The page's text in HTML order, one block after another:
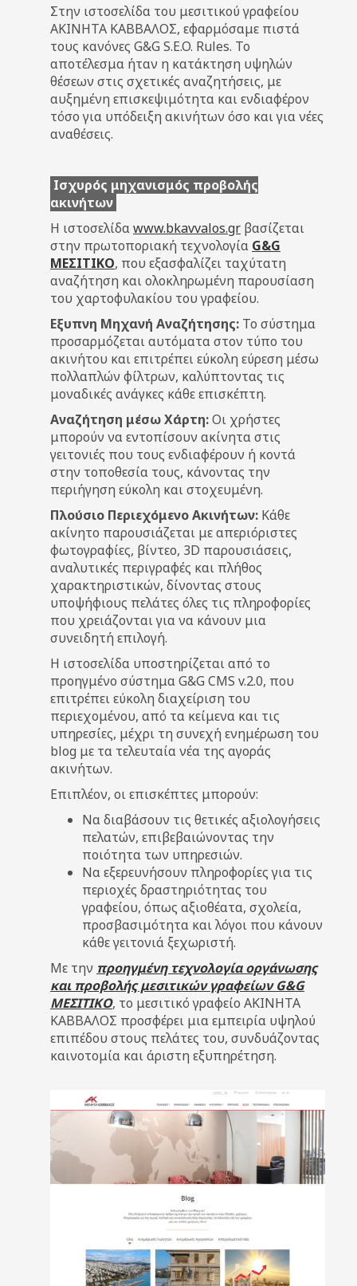
Στην ιστοσελίδα του μεσιτικού γραφείου
ΑΚΙΝΗΤΑ ΚΑΒΒΑΛΟΣ, εφαρμόσαμε πιστά
τους κανόνες G&G S.E.O. Rules. Το
αποτέλεσμα ήταν η κατάκτηση υψηλών
θέσεων στις σχετικές αναζητήσεις, με
αυξημένη επισκεψιμότητα και ενδιαφέρον
τόσο για υπόδειξη ακινήτων όσο και για νέες
αναθέσεις.
Ισχυρός μηχανισμός προβολής
ακινήτων
Η ιστοσελίδαwww.bkavvalos.gr βασίζεται
στην πρωτοποριακή τεχνολογία G&G
ΜΕΣΙΤΙΚΟ, που εξασφαλίζει ταχύτατη
αναζήτηση και ολοκληρωμένη παρουσίαση
του χαρτοφυλακίου του γραφείου.
Εξυπνη Μηχανή Αναζήτησης: Το σύστημα
προσαρμόζεται αυτόματα στον τύπο του
ακινήτου και επιτρέπει εύκολη εύρεση μέσω
πολλαπλών φίλτρων, καλύπτοντας τις
μοναδικές ανάγκες κάθε επισκέπτη.
Αναζήτηση μέσω Χάρτη:Οι χρήστες
μπορούν να εντοπίσουν ακίνητα στις
γειτονιές που τους ενδιαφέρουν ή κοντά
στην τοποθεσία τους, κάνοντας την
περιήγηση εύκολη και στοχευμένη.
Πλούσιο Περιεχόμενο Ακινήτων: Κάθε
ακίνητο παρουσιάζεται με απεριόριστες
φωτογραφίες, βίντεο, 3D παρουσιάσεις,
αναλυτικές περιγραφές και πλήθος
χαρακτηριστικών, δίνοντας στους
υποψήφιους πελάτες όλες τις πληροφορίες
που χρειάζονται για να κάνουν μια
συνειδητή επιλογή.
Η ιστοσελίδα υποστηρίζεται από το
προηγμένο σύστημα G&G CMS v.2.0, που
επιτρέπει εύκολη διαχείριση του
περιεχομένου, από τα κείμενα και τις
υπηρεσίες, μέχρι τη συνεχή ενημέρωση του
blog με τα τελευταία νέα της αγοράς
ακινήτων.
Επιπλέον, οι επισκέπτες μπορούν:
Να διαβάσουν τις θετικές αξιολογήσεις
πελατών, επιβεβαιώνοντας την
ποιότητα των υπηρεσιών.
Να εξερευνήσουν πληροφορίες για τις
περιοχές δραστηριότητας του
γραφείου, όπως αξιοθέατα, σχολεία,
προσβασιμότητα και λόγοι που κάνουν
κάθε γειτονιά ξεχωριστή.
Με την προηγμένη τεχνολογία οργάνωσης
και προβολής μεσιτικών γραφείων G&G
ΜΕΣΙΤΙΚΟ, το μεσιτικό γραφείο ΑΚΙΝΗΤΑ
ΚΑΒΒΑΛΟΣ προσφέρει μια εμπειρία υψηλού
επιπέδου στους πελάτες του, συνδυάζοντας
καινοτομία και άριστη εξυπηρέτηση.